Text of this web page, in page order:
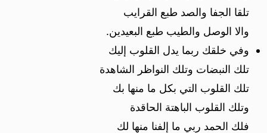
تلقا الجفا والصد طبع القرايب
والا الوصل والطيب طبع البعيدين.
وفي خلقك ربما يدل القلوب إليك
تلك النبضات وتلك النواظر الشاهدة
تلك القلوب التي بكل ما منها بك
وتلك القلوب الباهتة الحاقدة
فلك الحمد ربي ما إلفنا منها لك